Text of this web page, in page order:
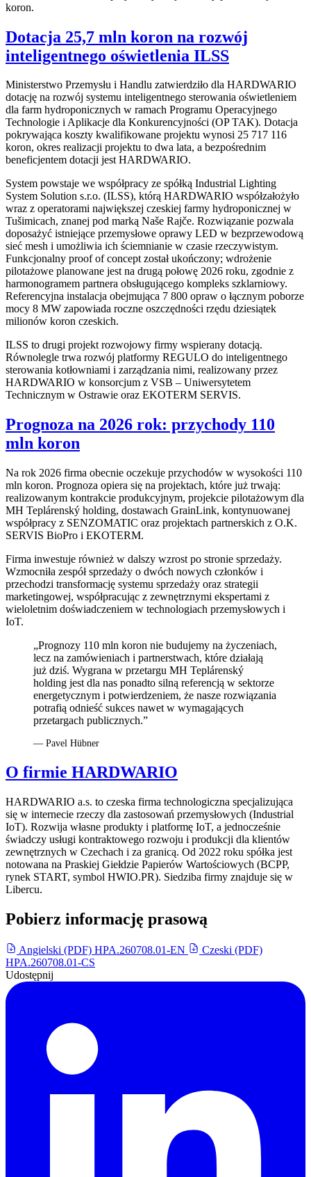
koron.
Dotacja 25,7 mln koron na rozwój
inteligentnego oświetlenia ILSS
Ministerstwo Przemysłu i Handlu zatwierdziło dla HARDWARIO
dotację na rozwój systemu inteligentnego sterowania oświetleniem
dla farm hydroponicznych w ramach Programu Operacyjnego
Technologie i Aplikacje dla Konkurencyjności (OP TAK). Dotacja
pokrywająca koszty kwalifikowane projektu wynosi 25 717 116
koron, okres realizacji projektu to dwa lata, a bezpośrednim
beneficjentem dotacji jest HARDWARIO.
System powstaje we współpracy ze spółką Industrial Lighting
System Solution s.r.o. (ILSS), którą HARDWARIO współzałożyło
wraz z operatorami największej czeskiej farmy hydroponicznej w
Tušimicach, znanej pod marką Naše Rajče. Rozwiązanie pozwala
doposażyć istniejące przemysłowe oprawy LED w bezprzewodową
sieć mesh i umożliwia ich ściemnianie w czasie rzeczywistym.
Funkcjonalny proof of concept został ukończony; wdrożenie
pilotażowe planowane jest na drugą połowę 2026 roku, zgodnie z
harmonogramem partnera obsługującego kompleks szklarniowy.
Referencyjna instalacja obejmująca 7 800 opraw o łącznym poborze
mocy 8 MW zapowiada roczne oszczędności rzędu dziesiątek
milionów koron czeskich.
ILSS to drugi projekt rozwojowy firmy wspierany dotacją.
Równolegle trwa rozwój platformy REGULO do inteligentnego
sterowania kotłowniami i zarządzania nimi, realizowany przez
HARDWARIO w konsorcjum z VSB – Uniwersytetem
Technicznym w Ostrawie oraz EKOTERM SERVIS.
Prognoza na 2026 rok: przychody 110
mln koron
Na rok 2026 firma obecnie oczekuje przychodów w wysokości 110
mln koron. Prognoza opiera się na projektach, które już trwają:
realizowanym kontrakcie produkcyjnym, projekcie pilotażowym dla
MH Teplárenský holding, dostawach GrainLink, kontynuowanej
współpracy z SENZOMATIC oraz projektach partnerskich z O.K.
SERVIS BioPro i EKOTERM.
Firma inwestuje również w dalszy wzrost po stronie sprzedaży.
Wzmocniła zespół sprzedaży o dwóch nowych członków i
przechodzi transformację systemu sprzedaży oraz strategii
marketingowej, współpracując z zewnętrznymi ekspertami z
wieloletnim doświadczeniem w technologiach przemysłowych i
IoT.
„Prognozy 110 mln koron nie budujemy na życzeniach,
lecz na zamówieniach i partnerstwach, które działają
już dziś. Wygrana w przetargu MH Teplárenský
holding jest dla nas ponadto silną referencją w sektorze
energetycznym i potwierdzeniem, że nasze rozwiązania
potrafią odnieść sukces nawet w wymagających
przetargach publicznych.”
— Pavel Hübner
O firmie HARDWARIO
HARDWARIO a.s. to czeska firma technologiczna specjalizująca
się w internecie rzeczy dla zastosowań przemysłowych (Industrial
IoT). Rozwija własne produkty i platformę IoT, a jednocześnie
świadczy usługi kontraktowego rozwoju i produkcji dla klientów
zewnętrznych w Czechach i za granicą. Od 2022 roku spółka jest
notowana na Praskiej Giełdzie Papierów Wartościowych (BCPP,
rynek START, symbol HWIO.PR). Siedziba firmy znajduje się w
Libercu.
Pobierz informację prasową
Angielski (PDF) HPA.260708.01-EN
Czeski (PDF)
HPA.260708.01-CS
Udostępnij